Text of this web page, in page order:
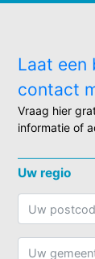
Laat een
contact
Vraag hier
informatie of
Uw regio